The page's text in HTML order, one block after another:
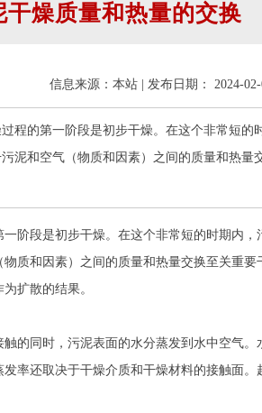
燥质量和热量的交换
信息来源：本站 | 发布日期： 2024-02-
程的第一阶段是初步干燥。在这个非常短
泥和空气（物质和因素）之间的质量和热
段是初步干燥。在这个非常短的时期内，
质和因素）之间的质量和热量交换至关重
扩散的结果。
同时，污泥表面的水分蒸发到水中空气。
率还取决于干燥介质和干燥材料的接触面。